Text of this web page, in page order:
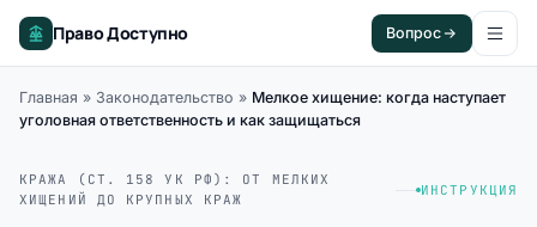
Право Доступно Вопрос
Главная » Законодательство » Мелкое хищение: когда наступает
уголовная ответственность и как защищаться
КРАЖА (СТ. 158 УК РФ): ОТ МЕЛКИХ
ХИЩЕНИЙ ДО КРУПНЫХ КРАЖ
ИНСТРУКЦИЯ